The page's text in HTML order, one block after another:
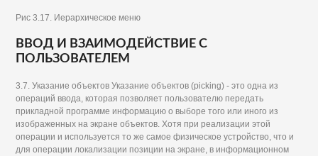
Рис 3.17. Иерархическое меню
ВВОД И ВЗАИМОДЕЙСТВИЕ С
ПОЛЬЗОВАТЕЛЕМ
3.7. Указание объектов Указание объектов (picking) - это одна из
операций ввода, которая позволяет пользователю передать
прикладной программе информацию о выборе того или иного из
изображенных на экране объектов. Хотя при реализации этой
операции и используется то же самое физическое устройство, что и
для операции локализации позиции на экране, в информационном